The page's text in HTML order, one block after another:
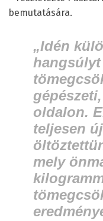
bemutatására.
„Idén
oldalon.
teljesen
mely